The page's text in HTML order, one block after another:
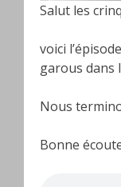
Salut les
voici
garous dans
Nous
Bonne